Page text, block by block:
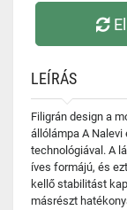
LEÍRÁS
Filigrán design a
állólámpa A Nalevi
technológiával. A
íves formájú, és
kellő stabilitást
másrészt